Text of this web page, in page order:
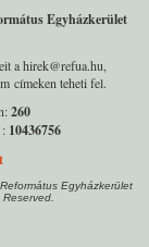
Egyházkerület
a hirek@refua.hu,
címeken teheti fel.
260
: 10436756
Egyházkerület